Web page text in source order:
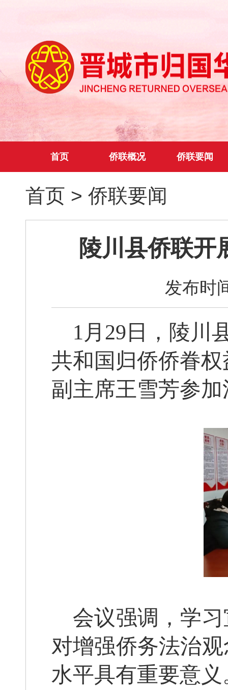
首页 侨联概况 侨联要闻
首页 > 侨联要闻
陵川县侨联开
发布时
1月29日，陵川
共和国归侨侨眷
副主席王雪芳参
会议强调，学
对增强侨务法治
水平具有重要意义